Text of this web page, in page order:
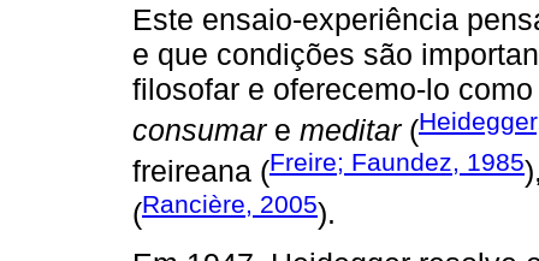
Este ensaio-experiência
e que condições são
filosofar e oferecemo-lo
consumare meditar(
freireana (Freire; Faundez, 1985
(Rancière, 2005).